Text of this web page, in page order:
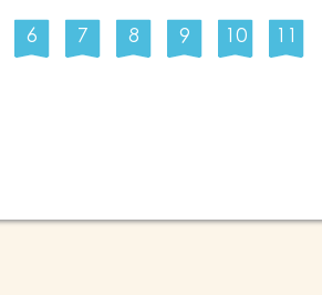
6 7 8 9 10 11